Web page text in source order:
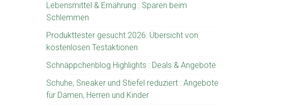
Lebensmittel & Ernährung : Sparen beim
Schlemmen
Produkttester gesucht 2026: Übersicht von
kostenlosen Testaktionen
Schnäppchenblog Highlights : Deals & Angebote
Schuhe, Sneaker und Stiefel reduziert : Angebote
für Damen, Herren und Kinder